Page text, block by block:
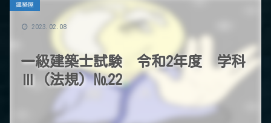
一級建築士試験 令和2年度 学科
Ⅲ（法規）№22
建築屋
2023.02.08